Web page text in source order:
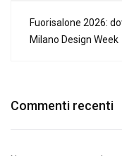
Fuorisalone 2026:
Milano Design Week
Commenti recenti